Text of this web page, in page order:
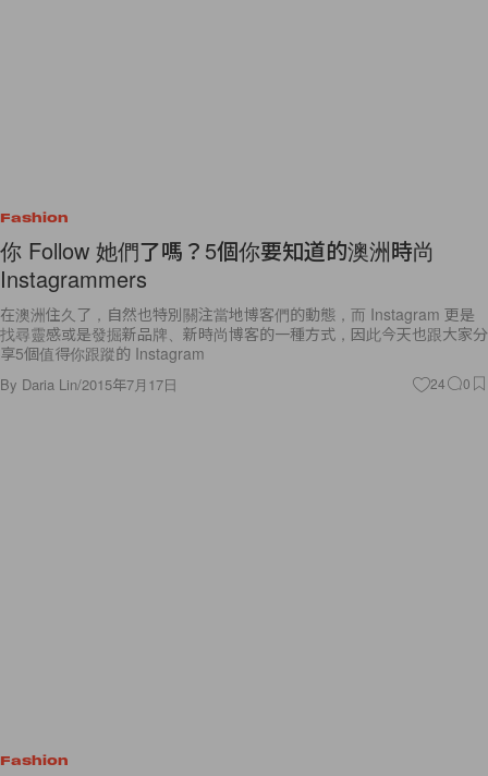
Fashion
你 Follow 她們了嗎？5個你要知道的澳洲時尚
Instagrammers
在澳洲住久了，自然也特別關注當地博客們的動態，而 Instagram 更是
找尋靈感或是發掘新品牌、新時尚博客的一種方式，因此今天也跟大家分
享5個值得你跟蹤的 Instagram
By Daria Lin/2015年7月17日 24 0
Fashion